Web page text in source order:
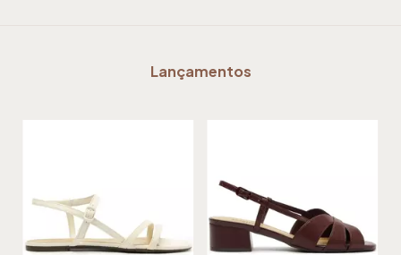
Lançamentos